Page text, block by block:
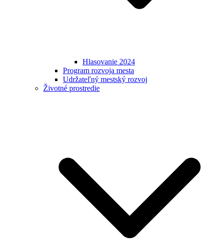
Hlasovanie 2024
Program rozvoja mesta
Udržateľný mestský rozvoj
Životné prostredie